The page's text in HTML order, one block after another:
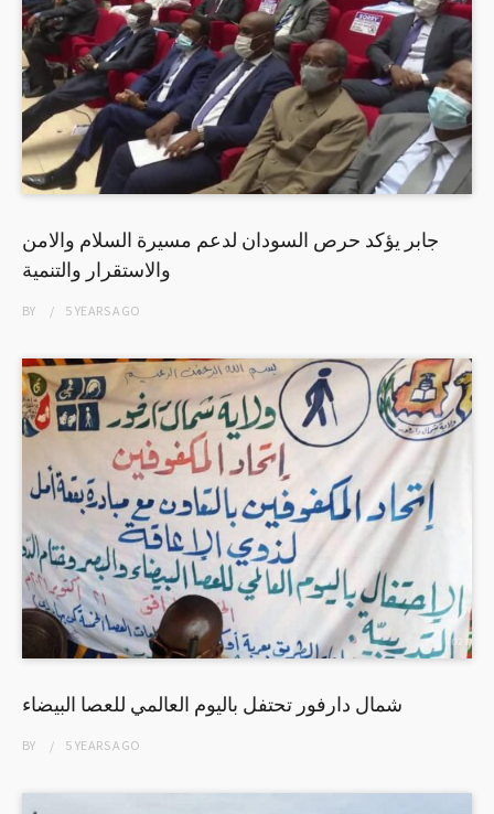
جابر يؤكد حرص السودان لدعم مسيرة السلام والامن
والاستقرار والتنمية
BY 5 YEARSAGO
شمال دارفور تحتفل باليوم العالمي للعصا البيضاء
BY 5 YEARSAGO